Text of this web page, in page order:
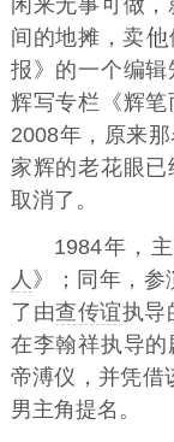
间的地摊，卖
报》的一个编
辉写专栏《辉笔
2008年，原来
家辉的老花眼
取消了。
1984年，
人 》；同年，参
了由查传谊执导
在李翰祥执导的
帝溥仪，并凭借
男主角提名。